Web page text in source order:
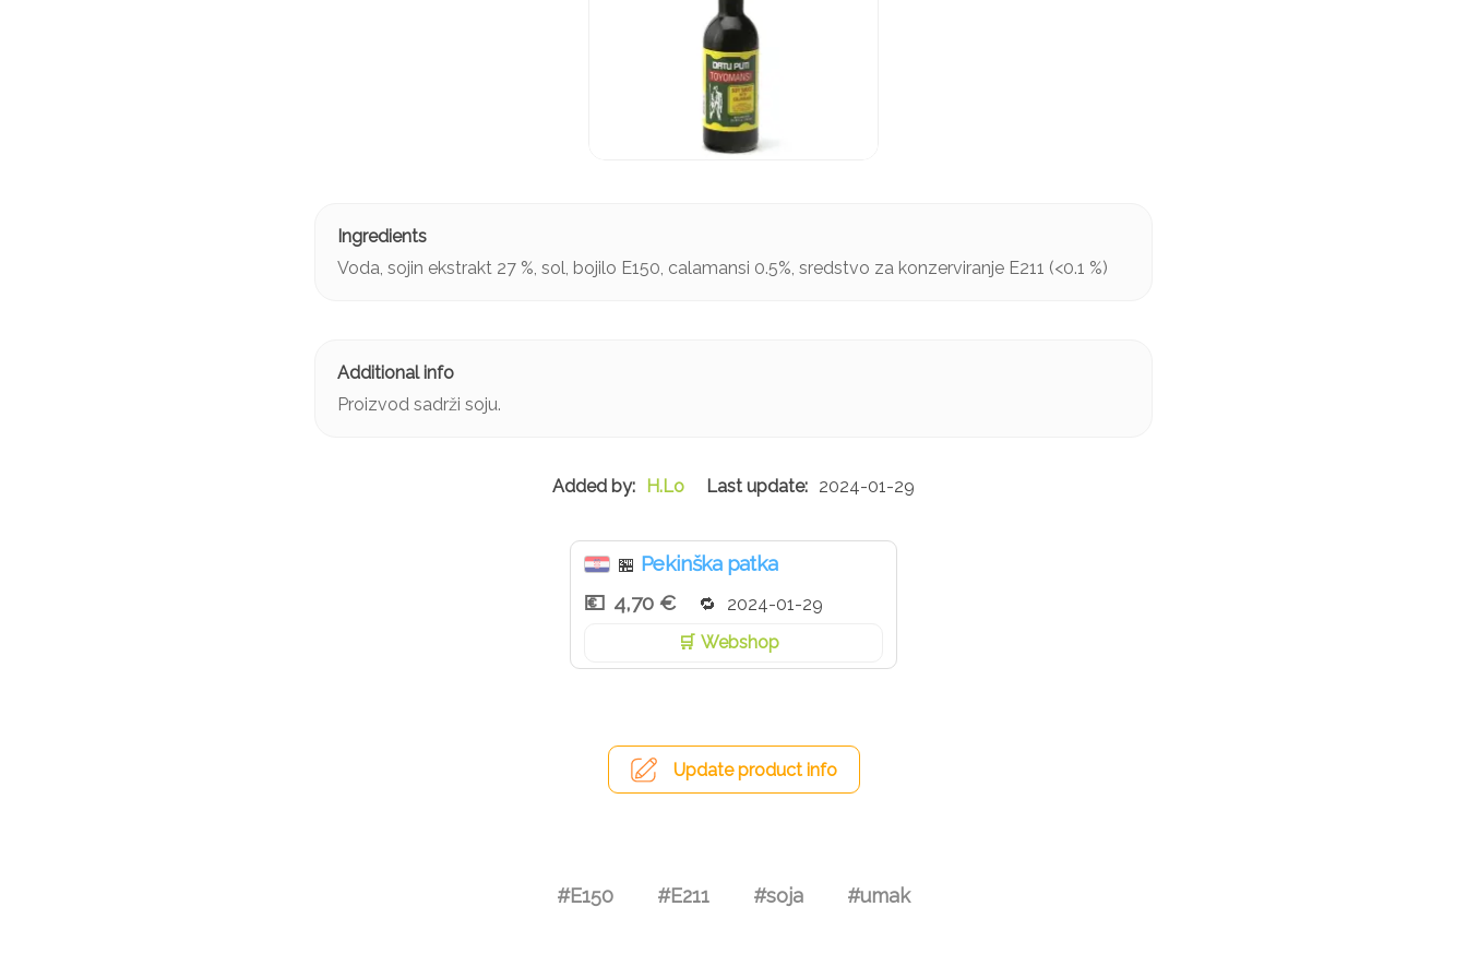
Voda, sojin ekstrakt 27 %, sol, bojilo E150, calamansi 0.5%, sredstvo za konzerviranje E211 (<0.1 %)
Proizvod sadrži soju.
H.Lo 2024-01-29
🏪 Pekinška patka
4,70 €
2024-01-29
Webshop
Update product info
#E150 #E211 #soja #umak